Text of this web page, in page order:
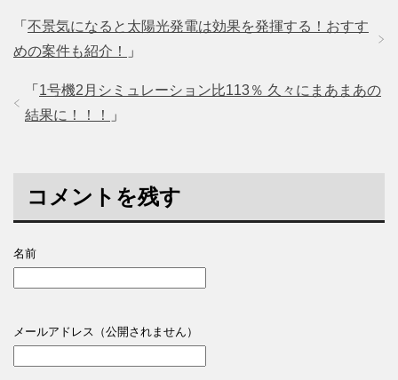
「 不景気になると太陽光発電は効果を発揮する！おすす
めの案件も紹介！
」
「 1号機2月シミュレーション比113％ 久々にまあまあの
結果に！！！
」
コメントを残す
名前
メールアドレス（公開されません）